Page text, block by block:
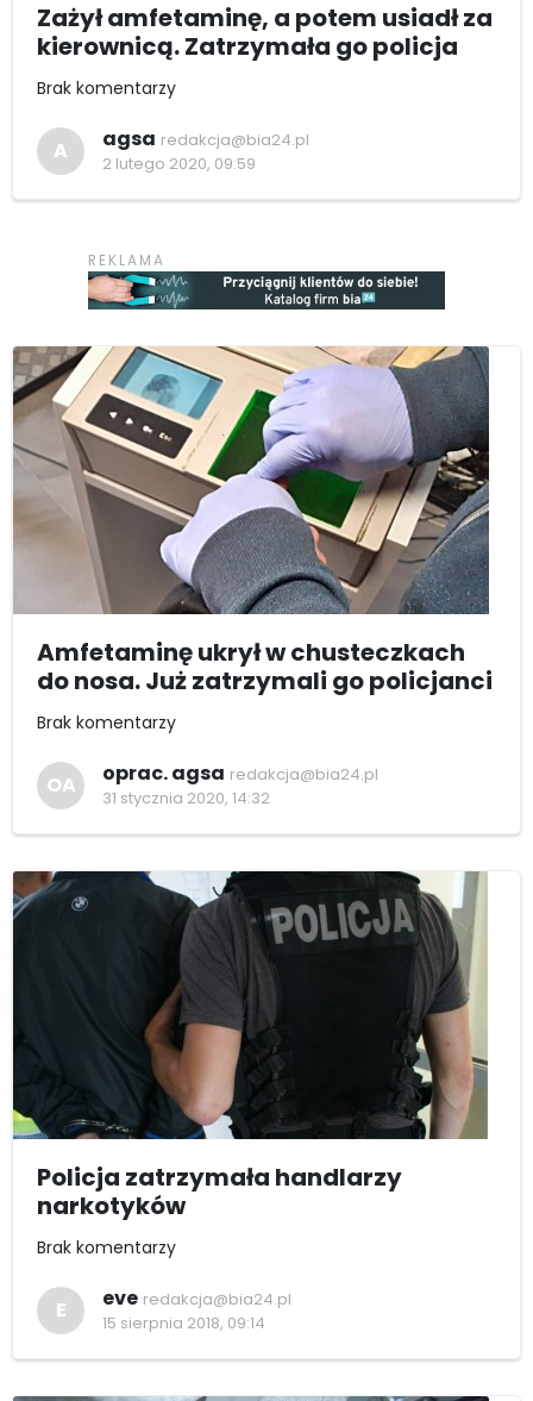
Zażył amfetaminę, a potem usiadł za
kierownicą. Zatrzymała go policja
Brak komentarzy
A agsa redakcja@bia24.pl
2 lutego 2020, 09:59
Amfetaminę ukrył w chusteczkach
do nosa. Już zatrzymali go policjanci
Brak komentarzy
OA oprac. agsa redakcja@bia24.pl
31 stycznia 2020, 14:32
Policja zatrzymała handlarzy
narkotyków
Brak komentarzy
E eve redakcja@bia24.pl
15 sierpnia 2018, 09:14